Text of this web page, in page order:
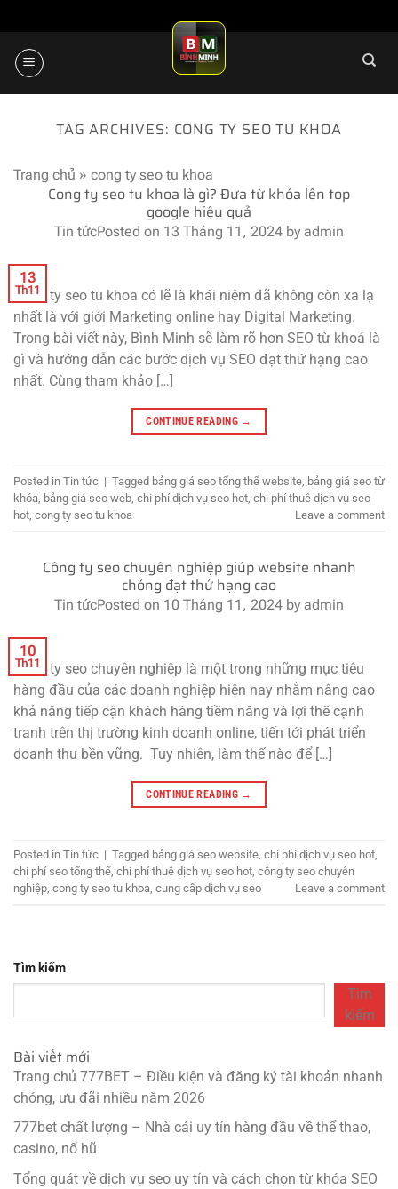
to
content
TAG ARCHIVES: CONG TY SEO TU KHOA
Trang chủ » cong ty seo tu khoa
Cong ty seo tu khoa là gì? Đưa từ khóa lên top
google hiệu quả
Tin tứcPosted on 13 Tháng 11, 2024 by admin
13
Th11
Cong ty seo tu khoa có lẽ là khái niệm đã không còn xa lạ
nhất là với giới Marketing online hay Digital Marketing.
Trong bài viết này, Bình Minh sẽ làm rõ hơn SEO từ khoá là
gì và hướng dẫn các bước dịch vụ SEO đạt thứ hạng cao
nhất. Cùng tham khảo […]
CONTINUE READING →
Posted in Tin tức | Tagged bảng giá seo tổng thể website, bảng giá seo từ
khóa, bảng giá seo web, chi phí dịch vụ seo hot, chi phí thuê dịch vụ seo
hot, cong ty seo tu khoa Leave a comment
Công ty seo chuyên nghiệp giúp website nhanh
chóng đạt thứ hạng cao
Tin tứcPosted on 10 Tháng 11, 2024 by admin
10
Th11
Công ty seo chuyên nghiệp là một trong những mục tiêu
hàng đầu của các doanh nghiệp hiện nay nhằm nâng cao
khả năng tiếp cận khách hàng tiềm năng và lợi thế cạnh
tranh trên thị trường kinh doanh online, tiến tới phát triển
doanh thu bền vững. Tuy nhiên, làm thế nào để […]
CONTINUE READING →
Posted in Tin tức | Tagged bảng giá seo website, chi phí dịch vụ seo hot,
chi phí seo tổng thể, chi phí thuê dịch vụ seo hot, công ty seo chuyên
nghiệp, cong ty seo tu khoa, cung cấp dịch vụ seo Leave a comment
Tìm kiếm
Tìm
kiếm
Bài viết mới
Trang chủ 777BET – Điều kiện và đăng ký tài khoản nhanh
chóng, ưu đãi nhiều năm 2026
777bet chất lượng – Nhà cái uy tín hàng đầu về thể thao,
casino, nổ hũ
Tổng quát về dịch vụ seo uy tín và cách chọn từ khóa SEO